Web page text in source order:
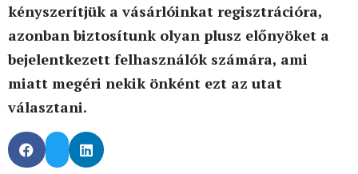
kényszerítjük a vásárlóinkat regisztrációra,
azonban biztosítunk olyan plusz előnyöket a
bejelentkezett felhasználók számára, ami
miatt megéri nekik önként ezt az utat
választani.